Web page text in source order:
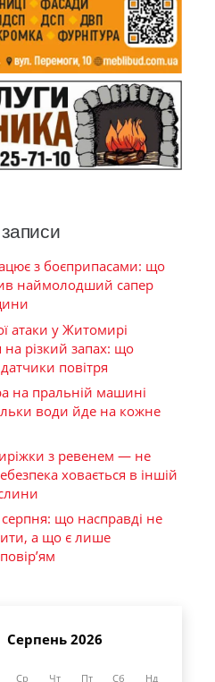
з боєприпасами: що
наймолодший сапер
атаки у Житомирі
на різкий запах: що
повітря
на пральній машині
води йде на кожне
з ревенем — не
ховається в іншій
серпня: що насправді не
а що є лише
Серпень 2026
Ср Чт Пт Сб Нд